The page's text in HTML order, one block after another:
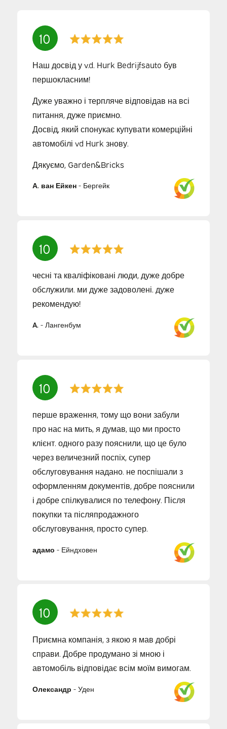
10
Наш досвід у v.d. Hurk Bedrijfsauto був
першокласним!
Дуже уважно і терпляче відповідав на всі
питання, дуже приємно.
Досвід, який спонукає купувати комерційні
автомобілі vd Hurk знову.
Дякуємо, Garden&Bricks
А. ван Ейкен- Бергейк
10
чесні та кваліфіковані люди, дуже добре
обслужили. ми дуже задоволені. дуже
рекомендую!
A.- Лангенбум
10
перше враження, тому що вони забули
про нас на мить, я думав, що ми просто
клієнт. одного разу пояснили, що це було
через величезний поспіх, супер
обслуговування надано. не поспішали з
оформленням документів, добре пояснили
і добре спілкувалися по телефону. Після
покупки та післяпродажного
обслуговування, просто супер.
адамо - Ейндховен
10
Приємна компанія, з якою я мав добрі
справи. Добре продумано зі мною і
автомобіль відповідає всім моїм вимогам.
Олександр - Уден